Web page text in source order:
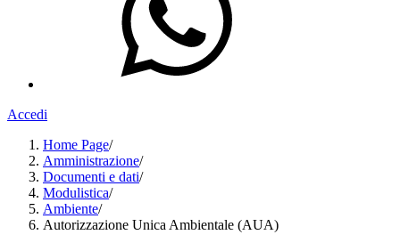
Accedi
Home Page/
Amministrazione/
Documenti e dati/
Modulistica/
Ambiente/
Autorizzazione Unica Ambientale (AUA)